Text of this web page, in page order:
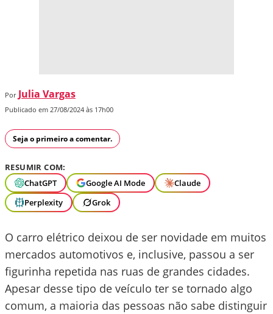
Por Julia Vargas
Publicado em 27/08/2024 às 17h00
Seja o primeiro a comentar.
RESUMIR COM:
ChatGPT
Google AI Mode
Claude
Perplexity
Grok
O carro elétrico deixou de ser novidade em muitos
mercados automotivos e, inclusive, passou a ser
figurinha repetida nas ruas de grandes cidades.
Apesar desse tipo de veículo ter se tornado algo
comum, a maioria das pessoas não sabe distinguir